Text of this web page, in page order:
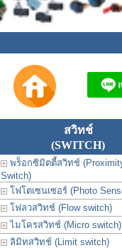
สวิทช์
(SWITCH)
พร็อกซิมิตตี้สวิทช์
Switch)
โฟโตเซนเซอร์ (Photo
โฟลวสวิทช์ (Flow switch)
ไมโครสวิทช์ (Micro switch)
ลิมิทสวิทช์ (Limit switch)